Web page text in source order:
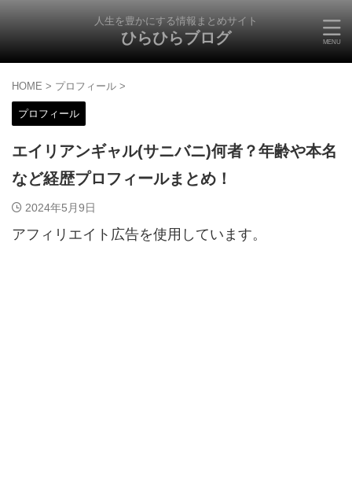
人生を豊かにする情報まとめサイト
ひらひらブログ
HOME > プロフィール >
プロフィール
エイリアンギャル(サニバニ)何者？年齢や本名
など経歴プロフィールまとめ！
2024年5月9日
アフィリエイト広告を使用しています。